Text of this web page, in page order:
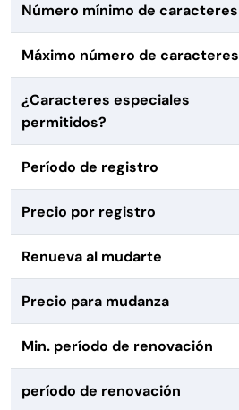
Número mínimo de caracteres
Máximo número de caracteres
¿Caracteres especiales
permitidos?
Período de registro
Precio por registro
Renueva al mudarte
Precio para mudanza
Min. período de renovación
período de renovación